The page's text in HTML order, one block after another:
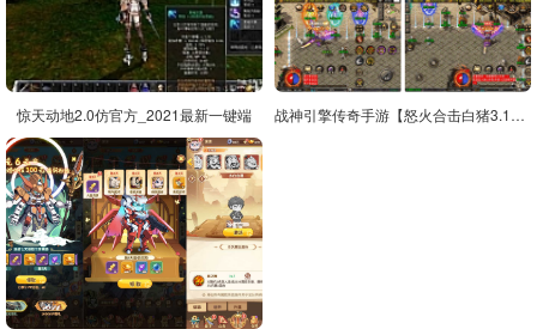
惊天动地2.0仿官方_2021最新一键端 战神引擎传奇手游【怒火合击白猪3.1大背包版】最新整理Win系特色服务端+安卓苹果双端+GM授权物品后台+详细搭建教程